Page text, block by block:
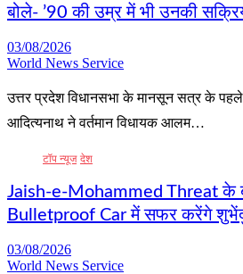
बोले- ’90 की उम्र में भी उनकी
03/08/2026
World News Service
उत्तर प्रदेश विधानसभा के मानसून सत्र के पहले
आदित्यनाथ ने वर्तमान विधायक आलम…
टॉप न्यूज देश
Jaish-e-Mohammed Threat के
Bulletproof Car में सफर करेंगे शुभेंदु
03/08/2026
World News Service